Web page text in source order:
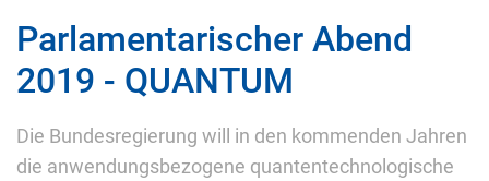
Parlamentarischer Abend
2019 - QUANTUM
Die Bundesregierung will in den kommenden Jahren
die anwendungsbezogene quantentechnologische